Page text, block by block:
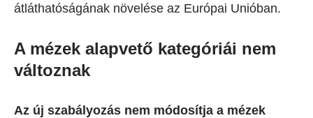
átláthatóságának növelése az Európai Unióban.
A mézek alapvető kategóriái nem
változnak
Az új szabályozás nem módosítja a mézek